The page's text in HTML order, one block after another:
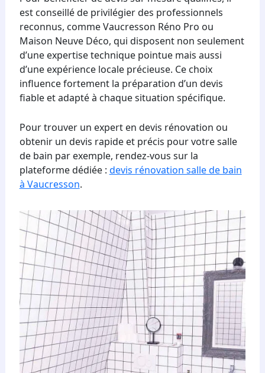
est conseillé de privilégier des professionnels
reconnus, comme Vaucresson Réno Pro ou
Maison Neuve Déco, qui disposent non seulement
d’une expertise technique pointue mais aussi
d’une expérience locale précieuse. Ce choix
influence fortement la préparation d’un devis
fiable et adapté à chaque situation spécifique.
Pour trouver un expert en devis rénovation ou
obtenir un devis rapide et précis pour votre salle
de bain par exemple, rendez-vous sur la
plateforme dédiée : devis rénovation salle de bain
à Vaucresson.